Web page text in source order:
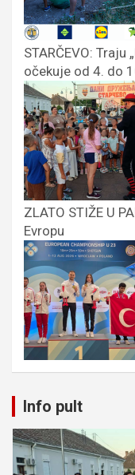
STARČEVO: Traju
očekuje od 4. do
ZLATO STIŽE U
Evropu
Info pult